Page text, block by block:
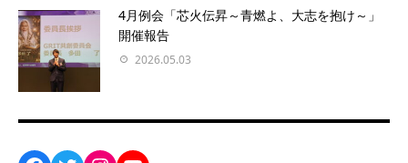
4月例会「芯火伝昇～青燃よ、大志を抱け～」
開催報告
2026.05.03